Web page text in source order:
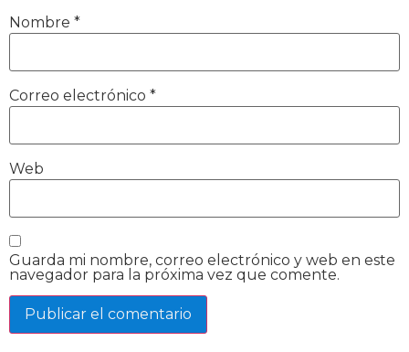
Nombre *
Correo electrónico *
Web
Guarda mi nombre, correo electrónico y web en este
navegador para la próxima vez que comente.